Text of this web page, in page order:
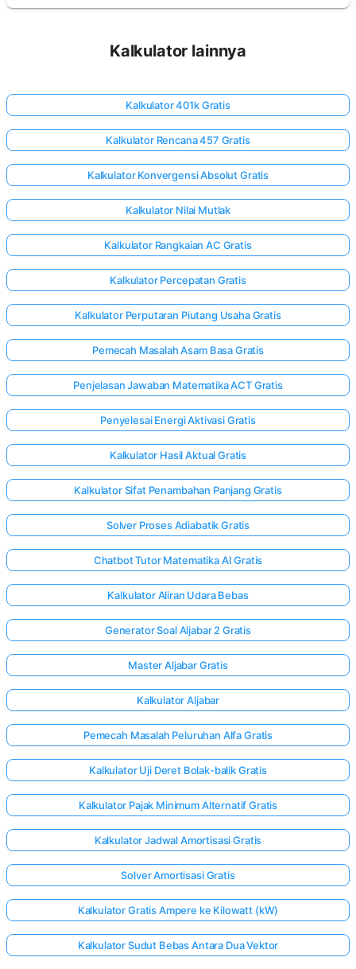
Kalkulator lainnya
Kalkulator 401k Gratis
Kalkulator Rencana 457 Gratis
Kalkulator Konvergensi Absolut Gratis
Kalkulator Nilai Mutlak
Kalkulator Rangkaian AC Gratis
Kalkulator Percepatan Gratis
Kalkulator Perputaran Piutang Usaha Gratis
Pemecah Masalah Asam Basa Gratis
Penjelasan Jawaban Matematika ACT Gratis
Penyelesai Energi Aktivasi Gratis
Kalkulator Hasil Aktual Gratis
Kalkulator Sifat Penambahan Panjang Gratis
Solver Proses Adiabatik Gratis
Chatbot Tutor Matematika AI Gratis
Kalkulator Aliran Udara Bebas
Generator Soal Aljabar 2 Gratis
Master Aljabar Gratis
Kalkulator Aljabar
Pemecah Masalah Peluruhan Alfa Gratis
Kalkulator Uji Deret Bolak-balik Gratis
Kalkulator Pajak Minimum Alternatif Gratis
Kalkulator Jadwal Amortisasi Gratis
Solver Amortisasi Gratis
Kalkulator Gratis Ampere ke Kilowatt (kW)
Kalkulator Sudut Bebas Antara Dua Vektor